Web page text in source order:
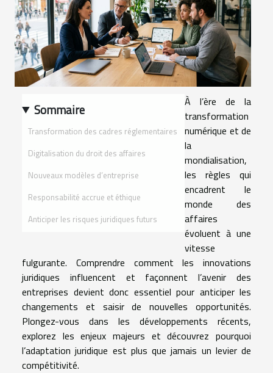
Sommaire
Transformation des cadres réglementaires
Digitalisation du droit des affaires
Nouveaux modèles d’entreprise
Responsabilité accrue et éthique
Anticiper les risques juridiques futurs
À l’ère de la
transformation
numérique et de
la
mondialisation,
les règles qui
encadrent le
monde des
affaires
évoluent à une
vitesse
fulgurante. Comprendre comment les innovations
juridiques influencent et façonnent l’avenir des
entreprises devient donc essentiel pour anticiper les
changements et saisir de nouvelles opportunités.
Plongez-vous dans les développements récents,
explorez les enjeux majeurs et découvrez pourquoi
l’adaptation juridique est plus que jamais un levier de
compétitivité.